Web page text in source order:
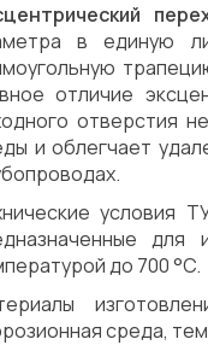
в единую
отличие
отверстия
и облегчает
условия
до 700 °C.
среда,